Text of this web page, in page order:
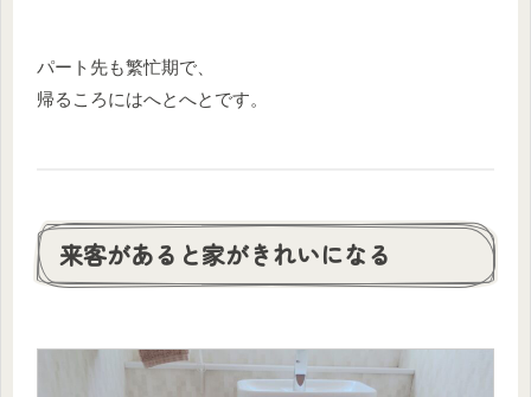
パート先も繁忙期で、
帰るころにはへとへとです。
来客があると家がきれいになる